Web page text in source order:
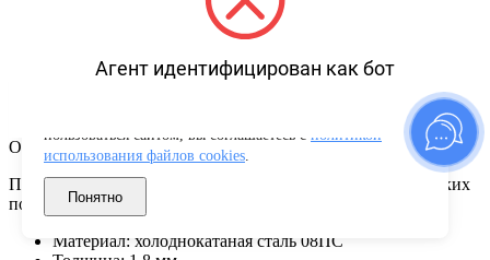
Агент идентифицирован как бот
Описание товара
Предназначена для защиты топливных трубок от физических
повреждений.
Материал: холоднокатаная сталь 08ПС
пользоваться сайтом, вы соглашаетесь с политикой
использования файлов cookies.
Понятно